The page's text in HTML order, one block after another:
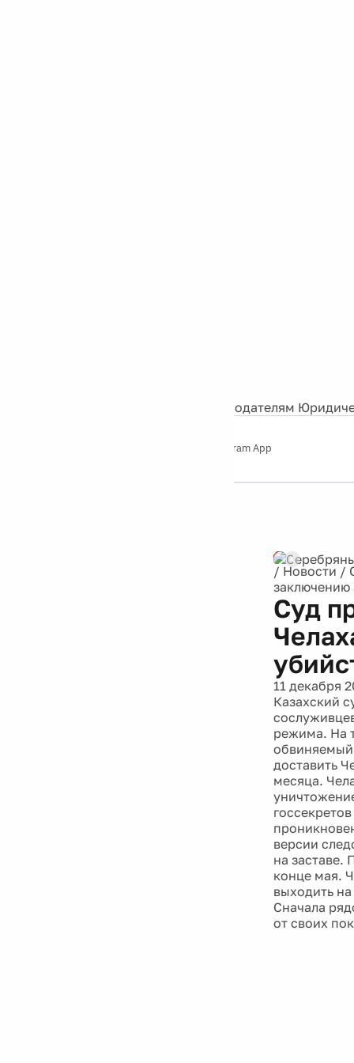
Рекламодателям
Telegram App
/ Новости /
заключению
Суд
11 декабря
Казахский
режима. На
обвиняемый
доставить
месяца.
версии
на заставе.
конце мая.
выходить
Сначала
от своих